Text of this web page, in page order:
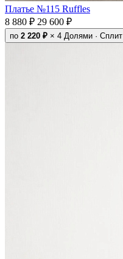
Платье №115 Ruffles
8 880 ₽ 29 600 ₽
по 2 220 ₽ × 4 Долями · Сплит